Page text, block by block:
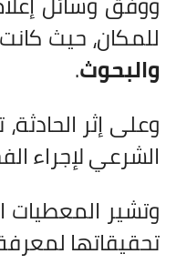
للمكان، حيث
والبحوث.
وعلى إثر
الشرعي لإجراء
وتشير المعطيات
تحقيقاتها